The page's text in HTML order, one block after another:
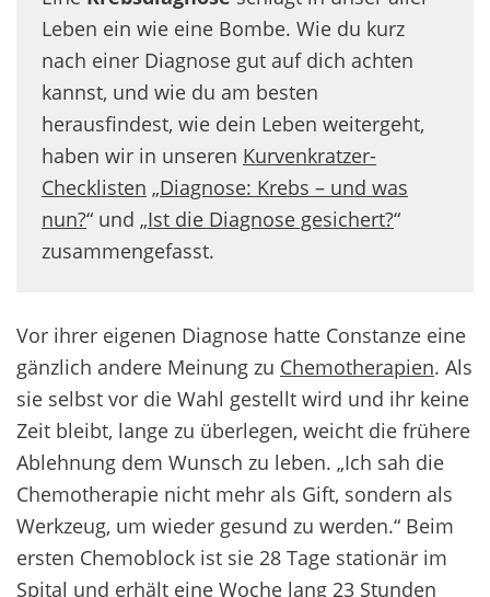
Leben ein wie eine Bombe. Wie du kurz
nach einer Diagnose gut auf dich achten
kannst, und wie du am besten
herausfindest, wie dein Leben weitergeht,
haben wir in unseren Kurvenkratzer-
Checklisten „Diagnose: Krebs – und was
nun?“ und „Ist die Diagnose gesichert?“
zusammengefasst.
Vor ihrer eigenen Diagnose hatte Constanze eine
gänzlich andere Meinung zu Chemotherapien. Als
sie selbst vor die Wahl gestellt wird und ihr keine
Zeit bleibt, lange zu überlegen, weicht die frühere
Ablehnung dem Wunsch zu leben. „Ich sah die
Chemotherapie nicht mehr als Gift, sondern als
Werkzeug, um wieder gesund zu werden.“ Beim
ersten Chemoblock ist sie 28 Tage stationär im
Spital und erhält eine Woche lang 23 Stunden